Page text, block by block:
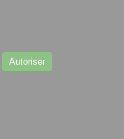
Autoriser